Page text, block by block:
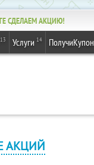
СДЕЛАЕМ АКЦИЮ!
13 Услуги 14 ПолучиКупон
АКЦИЙ